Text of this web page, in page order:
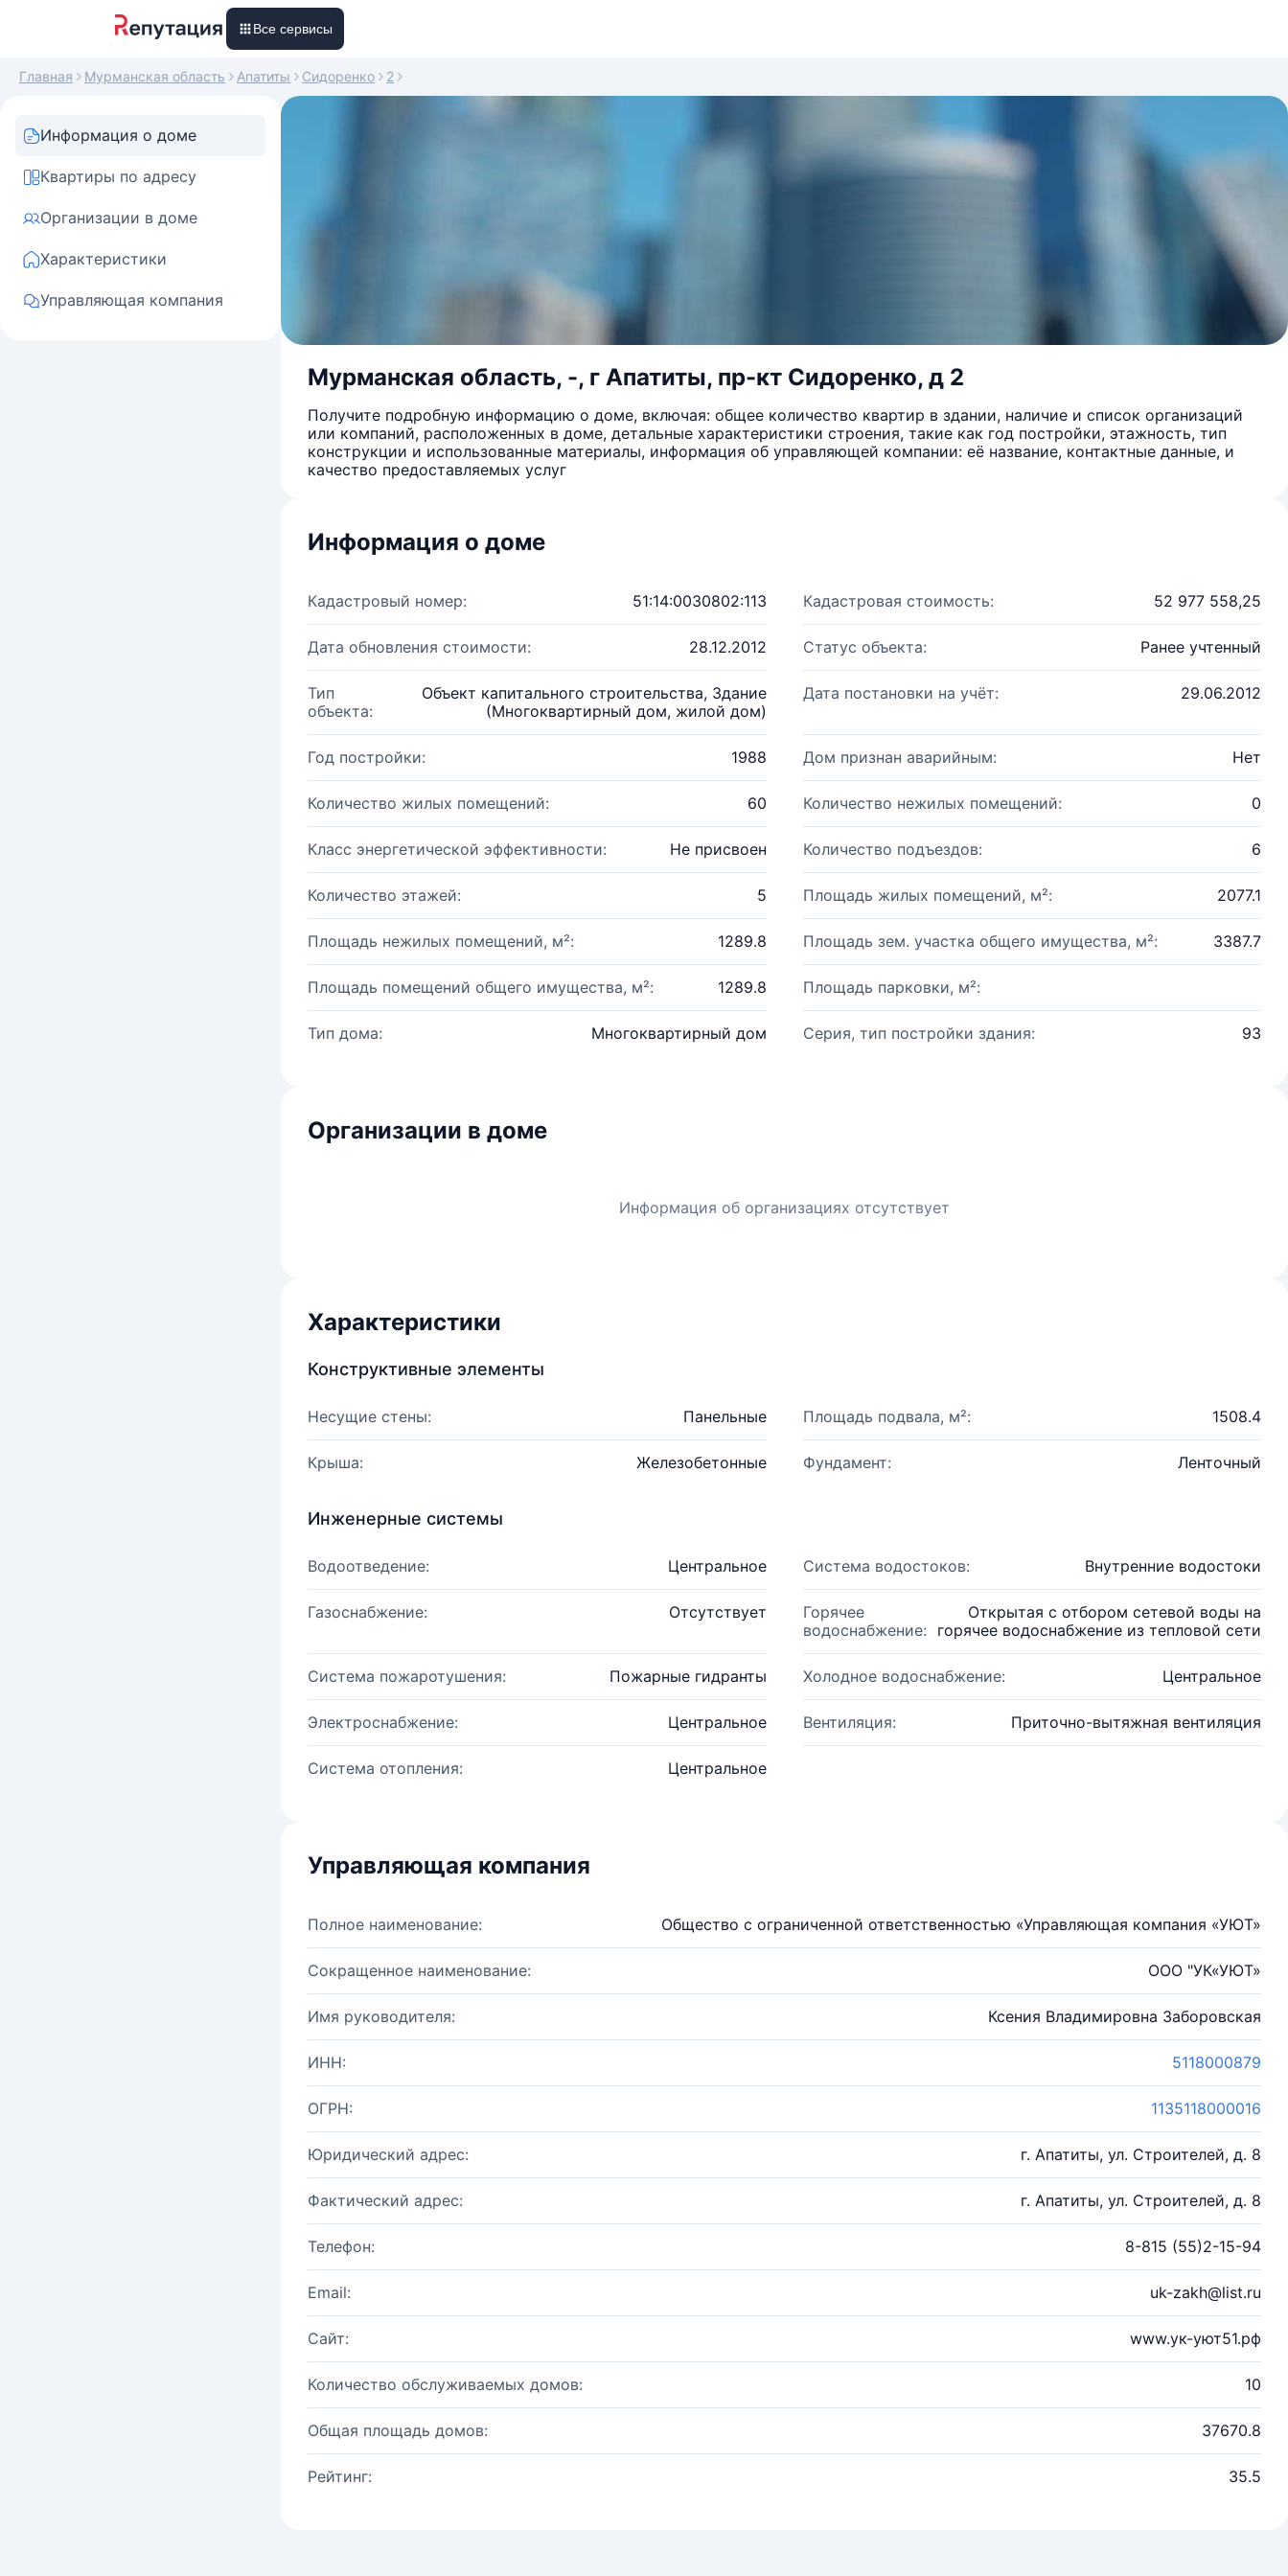
Все сервисы
Главная Мурманская область Апатиты Сидоренко 2
Информация о доме
Квартиры по адресу
Организации в доме
Характеристики
Управляющая компания
Мурманская область, -, г Апатиты, пр-кт Сидоренко, д 2
Получите подробную информацию о доме, включая: общее количество квартир в здании, наличие и список организаций
или компаний, расположенных в доме, детальные характеристики строения, такие как год постройки, этажность, тип
конструкции и использованные материалы, информация об управляющей компании: её название, контактные данные, и
качество предоставляемых услуг
Информация о доме
Кадастровый номер: 51:14:0030802:113 Кадастровая стоимость: 52 977 558,25
Дата обновления стоимости: 28.12.2012 Статус объекта: Ранее учтенный
Тип
объекта:
Объект капитального строительства, Здание
(Многоквартирный дом, жилой дом)
Дата постановки на учёт: 29.06.2012
Год постройки: 1988 Дом признан аварийным: Нет
Количество жилых помещений: 60 Количество нежилых помещений: 0
Класс энергетической эффективности: Не присвоен Количество подъездов: 6
Количество этажей: 5 Площадь жилых помещений, м²: 2077.1
Площадь нежилых помещений, м²: 1289.8 Площадь зем. участка общего имущества, м²: 3387.7
Площадь помещений общего имущества, м²: 1289.8 Площадь парковки, м²:
Тип дома: Многоквартирный дом Серия, тип постройки здания: 93
Организации в доме
Информация об организациях отсутствует
Характеристики
Конструктивные элементы
Несущие стены: Панельные Площадь подвала, м²: 1508.4
Крыша: Железобетонные Фундамент: Ленточный
Инженерные системы
Водоотведение: Центральное Система водостоков: Внутренние водостоки
Газоснабжение: Отсутствует
Горячее
водоснабжение:
Открытая с отбором сетевой воды на
горячее водоснабжение из тепловой сети
Система пожаротушения: Пожарные гидранты Холодное водоснабжение: Центральное
Электроснабжение: Центральное Вентиляция: Приточно-вытяжная вентиляция
Система отопления: Центральное
Управляющая компания
Полное наименование: Общество с ограниченной ответственностью «Управляющая компания «УЮТ»
Сокращенное наименование: ООО "УК«УЮТ»
Имя руководителя: Ксения Владимировна Заборовская
ИНН: 5118000879
ОГРН: 1135118000016
Юридический адрес: г. Апатиты, ул. Строителей, д. 8
Фактический адрес: г. Апатиты, ул. Строителей, д. 8
Телефон: 8-815 (55)2-15-94
Email: uk-zakh@list.ru
Сайт: www.ук-уют51.рф
Количество обслуживаемых домов: 10
Общая площадь домов: 37670.8
Рейтинг: 35.5